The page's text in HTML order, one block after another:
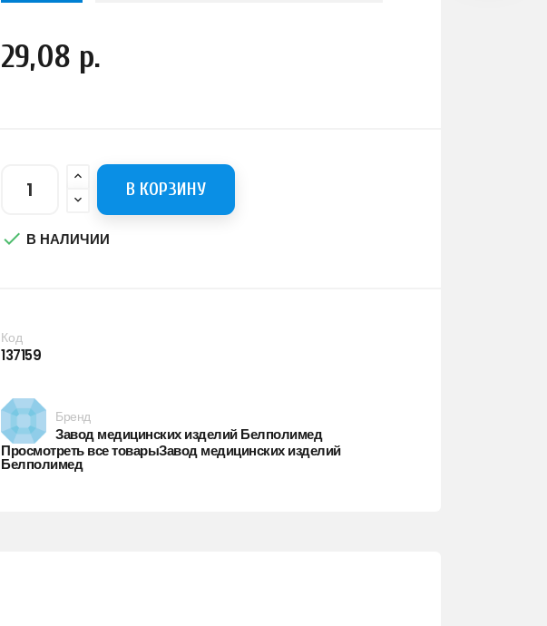
29,08 р.
В КОРЗИНУ
 В НАЛИЧИИ
Код
137159
Бренд
Завод медицинских изделий Белполимед
Просмотреть все товарыЗавод медицинских изделий
Белполимед